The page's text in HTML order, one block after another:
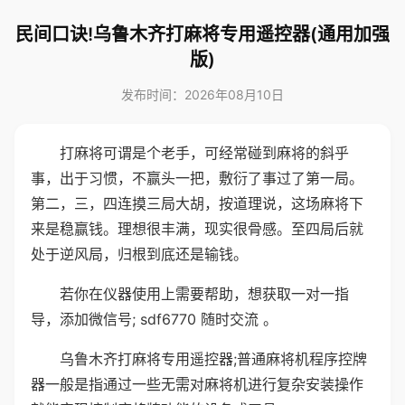
民间口诀!乌鲁木齐打麻将专用遥控器(通用加强
版)
发布时间：2026年08月10日
打麻将可谓是个老手，可经常碰到麻将的斜乎
事，出于习惯，不赢头一把，敷衍了事过了第一局。
第二，三，四连摸三局大胡，按道理说，这场麻将下
来是稳赢钱。理想很丰满，现实很骨感。至四局后就
处于逆风局，归根到底还是输钱。
若你在仪器使用上需要帮助，想获取一对一指
导，添加微信号; sdf6770 随时交流 。
乌鲁木齐打麻将专用遥控器;普通麻将机程序控牌
器一般是指通过一些无需对麻将机进行复杂安装操作